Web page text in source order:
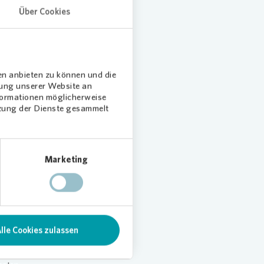
Über Cookies
anbieten zu können und die
unserer Website an
möglicherweise
der Dienste gesammelt
Marketing
Cookies zulassen